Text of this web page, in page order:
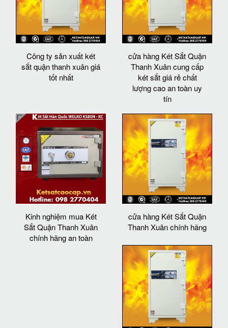
Công ty sản xuất két
sắt quận thanh xuân giá
tốt nhất
cửa hàng Két Sắt Quận
Thanh Xuân cung cấp
két sắt giá rẻ chất
lượng cao an toàn uy
tín
Kinh nghiệm mua Két
Sắt Quận Thanh Xuân
chính hãng an toàn
cửa hàng Két Sắt Quận
Thanh Xuân chính hãng